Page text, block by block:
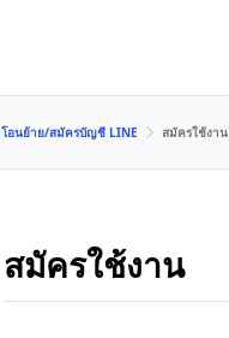
โอนย้าย/สมัครบัญชี LINE สมัครใช้งาน
สมัครใช้งาน